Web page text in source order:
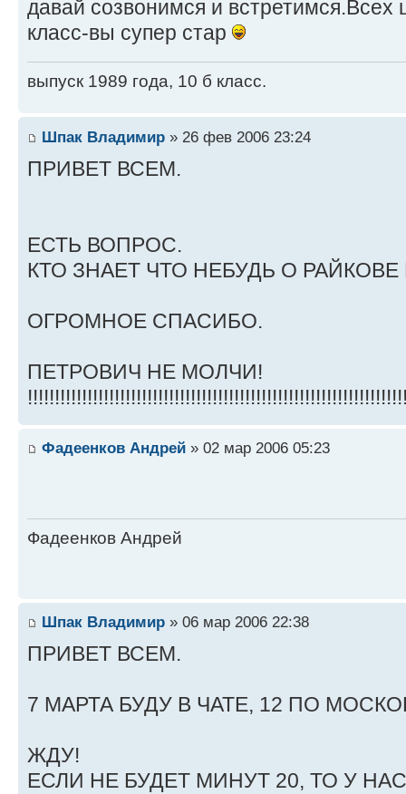
давай созвонимся и
класс-вы супер стар
выпуск 1989 года, 10 б класс.
Шпак Владимир » 26 фев 2006 23:24
ПРИВЕТ ВСЕМ.
ЕСТЬ ВОПРОС.
КТО ЗНАЕТ ЧТО НЕБУДЬ О РАЙКОВЕ
ОГРОМНОЕ СПАСИБО.
ПЕТРОВИЧ НЕ МОЛЧИ!
Фадеенков Андрей » 02 мар 2006 05:23
Фадеенков Андрей
Шпак Владимир » 06 мар 2006 22:38
ПРИВЕТ ВСЕМ.
7 МАРТА БУДУ В ЧАТЕ, 12 ПО
ЖДУ!
ЕСЛИ НЕ БУДЕТ МИНУТ 20, ТО У